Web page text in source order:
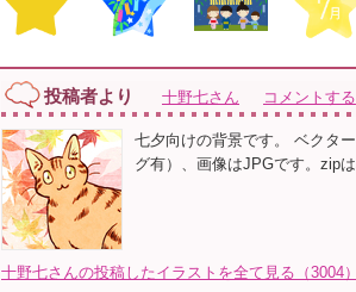
投稿者より 十野七さん コメントする
七夕向けの背景です。 ベクタ
グ有）、画像はJPGです。zip
十野七さんの投稿したイラストを全て見る（3004）